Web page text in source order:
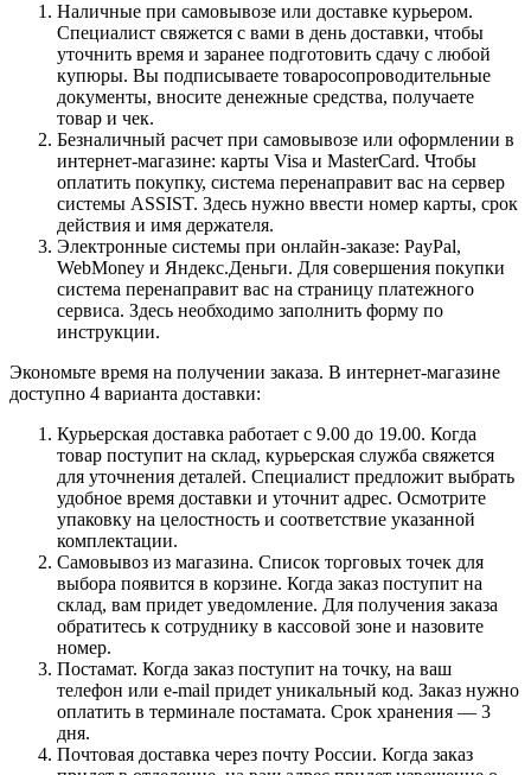
Наличные при самовывозе или доставке курьером.
Специалист свяжется с вами в день доставки, чтобы
уточнить время и заранее подготовить сдачу с любой
купюры. Вы подписываете товаросопроводительные
документы, вносите денежные средства, получаете
товар и чек.
Безналичный расчет при самовывозе или оформлении в
интернет-магазине: карты Visa и MasterCard. Чтобы
оплатить покупку, система перенаправит вас на сервер
системы ASSIST. Здесь нужно ввести номер карты, срок
действия и имя держателя.
Электронные системы при онлайн-заказе: PayPal,
WebMoney и Яндекс.Деньги. Для совершения покупки
система перенаправит вас на страницу платежного
сервиса. Здесь необходимо заполнить форму по
инструкции.
Экономьте время на получении заказа. В интернет-магазине
доступно 4 варианта доставки:
Курьерская доставка работает с 9.00 до 19.00. Когда
товар поступит на склад, курьерская служба свяжется
для уточнения деталей. Специалист предложит выбрать
удобное время доставки и уточнит адрес. Осмотрите
упаковку на целостность и соответствие указанной
комплектации.
Самовывоз из магазина. Список торговых точек для
выбора появится в корзине. Когда заказ поступит на
склад, вам придет уведомление. Для получения заказа
обратитесь к сотруднику в кассовой зоне и назовите
номер.
Постамат. Когда заказ поступит на точку, на ваш
телефон или e-mail придет уникальный код. Заказ нужно
оплатить в терминале постамата. Срок хранения — 3
дня.
Почтовая доставка через почту России. Когда заказ